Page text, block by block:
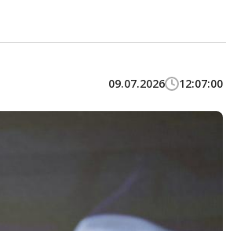
09.07.2026 12:07:00